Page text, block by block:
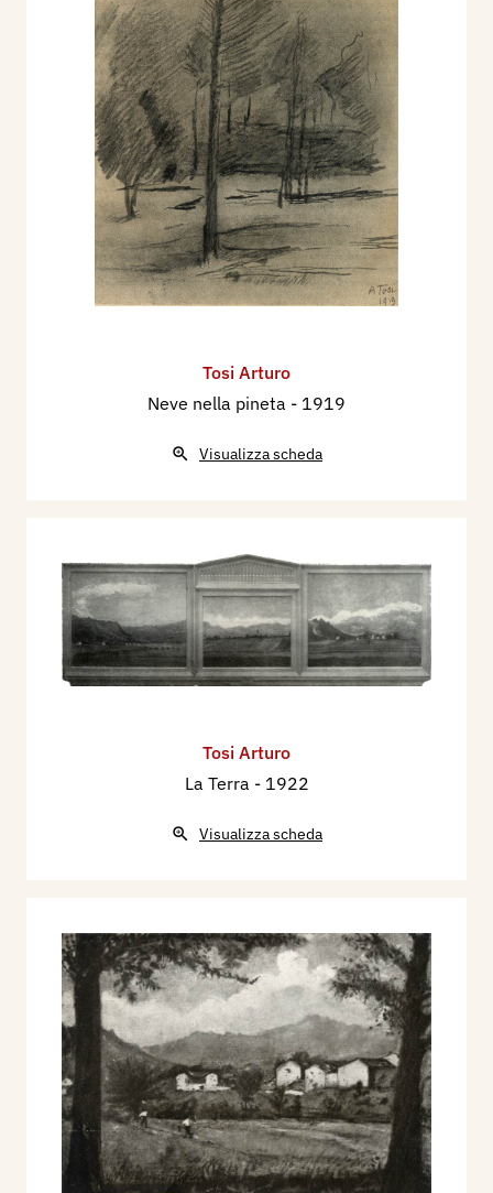
Tosi Arturo
Neve nella pineta - 1919
Visualizza scheda
Tosi Arturo
La Terra - 1922
Visualizza scheda